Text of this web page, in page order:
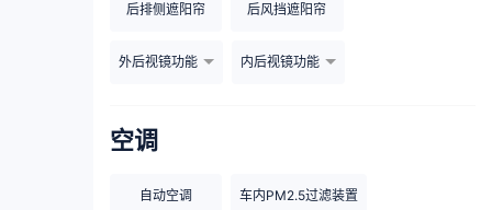
后排侧遮阳帘 后风挡遮阳帘
外后视镜功能 内后视镜功能
空调
自动空调 车内PM2.5过滤装置